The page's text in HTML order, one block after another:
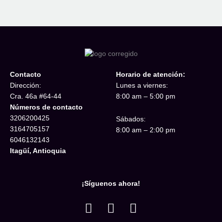
Contacto
Dirección:
Cra. 46a #64-44
Números de contacto
3206200425
3164705157
6046132143
Itagüí, Antioquia
Horario de atención:
Lunes a viernes:
8:00 am – 5:00 pm
Sábados:
8:00 am – 2:00 pm
¡Síguenos ahora!
W
h
F
a
I
n